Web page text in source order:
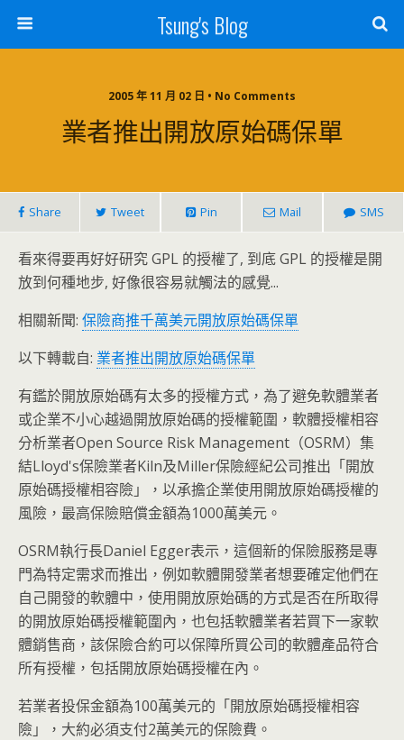
Tsung's Blog
2005 年 11 月 02 日 • No Comments
業者推出開放原始碼保單
Share Tweet Pin Mail SMS
看來得要再好好研究 GPL 的授權了, 到底 GPL 的授權是開
放到何種地步, 好像很容易就觸法的感覺...
相關新聞: 保險商推千萬美元開放原始碼保單
以下轉載自: 業者推出開放原始碼保單
有鑑於開放原始碼有太多的授權方式，為了避免軟體業者
或企業不小心越過開放原始碼的授權範圍，軟體授權相容
分析業者Open Source Risk Management（OSRM）集
結Lloyd's保險業者Kiln及Miller保險經紀公司推出「開放
原始碼授權相容險」，以承擔企業使用開放原始碼授權的
風險，最高保險賠償金額為1000萬美元。
OSRM執行長Daniel Egger表示，這個新的保險服務是專
門為特定需求而推出，例如軟體開發業者想要確定他們在
自己開發的軟體中，使用開放原始碼的方式是否在所取得
的開放原始碼授權範圍內，也包括軟體業者若買下一家軟
體銷售商，該保險合約可以保障所買公司的軟體產品符合
所有授權，包括開放原始碼授權在內。
若業者投保金額為100萬美元的「開放原始碼授權相容
險」，大約必須支付2萬美元的保險費。